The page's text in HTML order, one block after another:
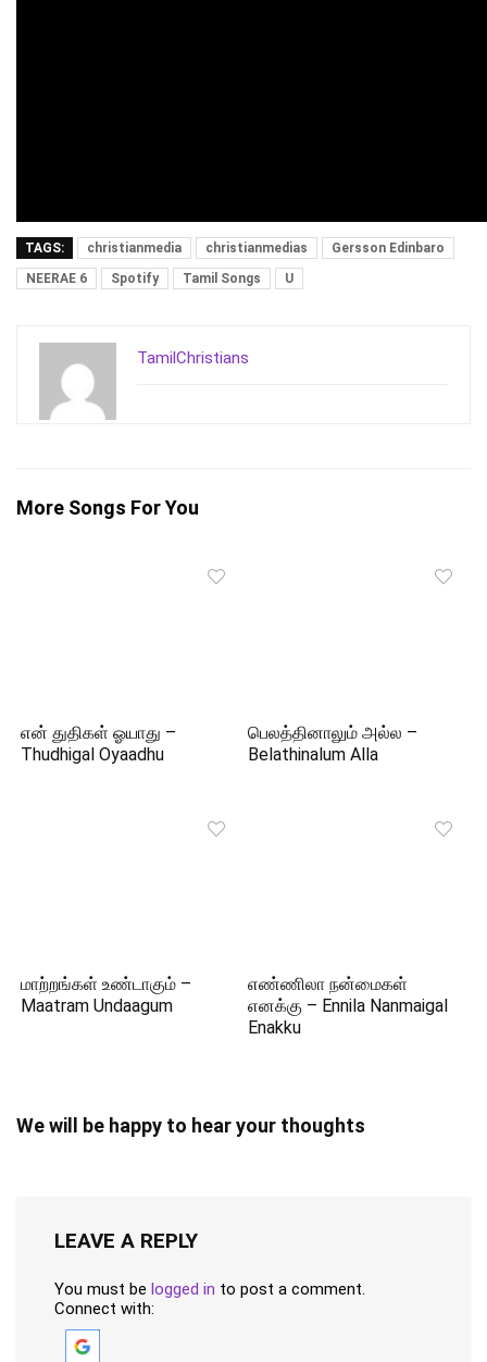
TAGS: christianmedia christianmedias
Gersson Edinbaro
NEERAE 6
Spotify Tamil Songs U
TamilChristians
More Songs For You
என் துதிகள் ஓயாது –
Thudhigal Oyaadhu
பெலத்தினாலும் அல்ல –
Belathinalum Alla
மாற்றங்கள் உண்டாகும் –
Maatram Undaagum
எண்ணிலா நன்மைகள்
எனக்கு – Ennila Nanmaigal
Enakku
We will be happy to hear your thoughts
LEAVE A REPLY
You must be logged in to post a comment.
Connect with: